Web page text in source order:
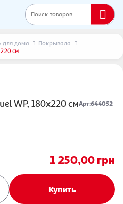
Поиск товаров...
для дома
Покрывала
см
WP, 180х220 смАрт:644052
1 250,00грн
Купить